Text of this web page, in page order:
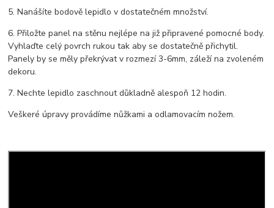
5. Nanášíte bodově lepidlo v dostatečném množství.
6. Přiložte panel na stěnu nejlépe na již připravené pomocné body.
Vyhlaďte celý povrch rukou tak aby se dostatečně přichytil.
Panely by se měly překrývat v rozmezí 3-6mm, záleží na zvoleném
dekoru.
7. Nechte lepidlo zaschnout důkladně alespoň 12 hodin.
Veškeré úpravy provádíme nůžkami a odlamovacím nožem.